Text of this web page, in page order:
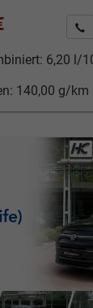
6,20 l/
140,00 g/km